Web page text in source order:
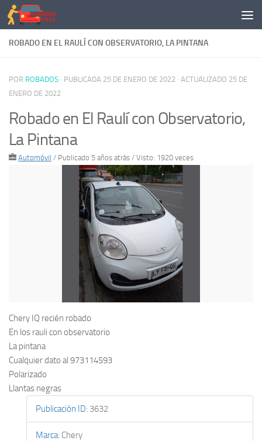
Saltar al contenido
ROBADO EN EL RAULÍ CON OBSERVATORIO, LA PINTANA
POR ROBADOS · PUBLICADA 25 DE ENERO DE 2022 · ACTUALIZADO 25 DE
ENERO DE 2022
Robado en El Raulí con Observatorio,
La Pintana
Automóvil / Publicado 5 años atrás / Visto: 1920 veces
Chery IQ recién robado
En los rauli con observatorio
La pintana
Cualquier dato al 973114593
Polarizado
Llantas negras
Publicación ID: 3632
Marca: Chery